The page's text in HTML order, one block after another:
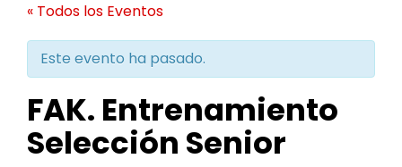
« Todos los Eventos
Este evento ha pasado.
FAK. Entrenamiento
Selección Senior